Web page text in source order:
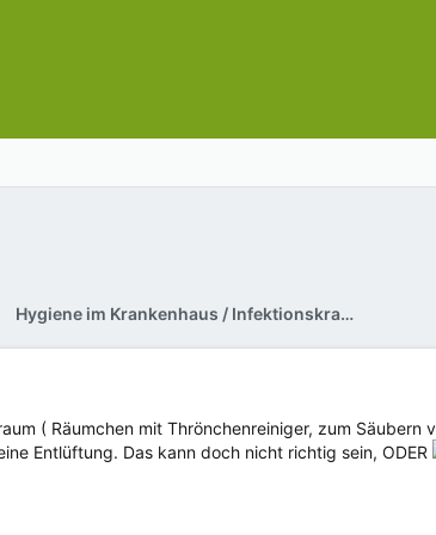
Hygiene im Krankenhaus / Infektionskrankheiten
( Räumchen mit Thrönchenreiniger, zum
Entlüftung. Das kann doch nicht richtig sein, ODER